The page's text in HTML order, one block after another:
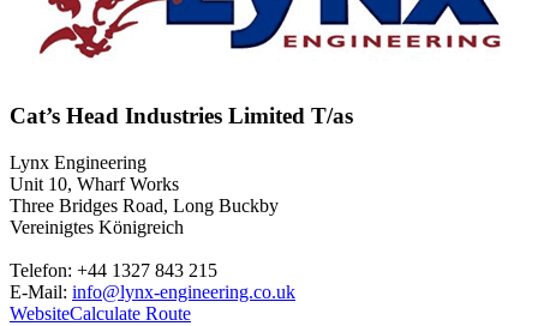
Cat’s Head Industries Limited T/as
Lynx Engineering
Unit 10, Wharf Works
Three Bridges Road, Long Buckby
Vereinigtes Königreich
Telefon: +44 1327 843 215
E-Mail: info@lynx-engineering.co.uk
WebsiteCalculate Route